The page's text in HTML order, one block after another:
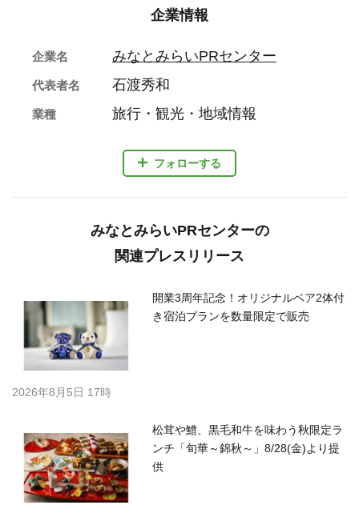
企業情報
フォローする
企業名 みなとみらいPRセンター
代表者名 石渡秀和
業種 旅行・観光・地域情報
みなとみらいPRセンターの
関連プレスリリース
開業3周年記念！オリジナルベア2体付
き宿泊プランを数量限定で販売
2026年8月5日 17時
松茸や鱧、黒毛和牛を味わう秋限定ラ
ンチ「旬華～錦秋～」8/28(金)より提
供